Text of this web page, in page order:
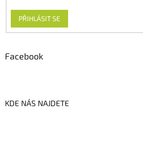
PŘIHLÁSIT SE
Facebook
KDE NÁS NAJDETE